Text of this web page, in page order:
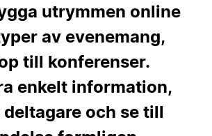
utrymmen online
av evenemang,
till konferenser.
enkelt information,
deltagare och se till